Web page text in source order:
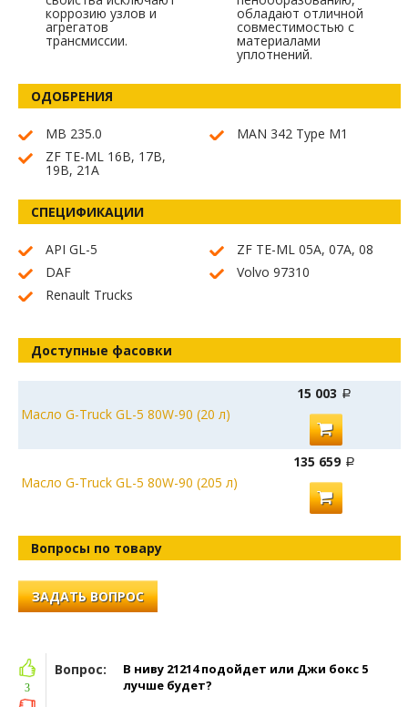
коррозию узлов и
агрегатов
трансмиссии.
обладают отличной
совместимостью с
материалами
уплотнений.
ОДОБРЕНИЯ
MB 235.0
MAN 342 Type M1
ZF TE-ML 16B, 17B,
19B, 21A
СПЕЦИФИКАЦИИ
API GL-5
ZF TE-ML 05A, 07A, 08
DAF
Volvo 97310
Renault Trucks
Доступные фасовки
Масло G-Truck GL-5 80W-90 (20 л)
15 003
Масло G-Truck GL-5 80W-90 (205 л)
135 659
Вопросы по товару
ЗАДАТЬ ВОПРОС
Вопрос:
В ниву 21214 подойдет или Джи бокс 5
лучше будет?
3